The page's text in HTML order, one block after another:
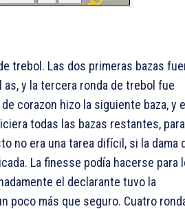
trebol. Las dos primeras bazas
as, y la tercera ronda de trebol fue
corazon hizo la siguiente baza, y
todas las bazas restantes, para
no era una tarea difícil, si la dama
La finesse podía hacerse para
el declarante tuvo la
poco más que seguro. Cuatro